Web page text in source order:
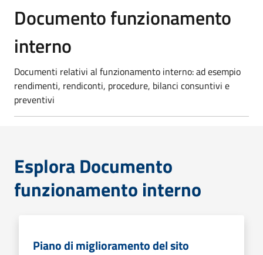
Documento funzionamento
interno
Documenti relativi al funzionamento interno: ad esempio
rendimenti, rendiconti, procedure, bilanci consuntivi e
preventivi
Esplora Documento
funzionamento interno
Piano di miglioramento del sito